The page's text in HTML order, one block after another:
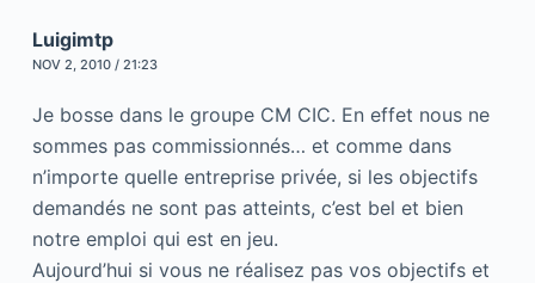
Luigimtp
NOV 2, 2010 / 21:23
Je bosse dans le groupe CM CIC. En effet nous ne
sommes pas commissionnés… et comme dans
n’importe quelle entreprise privée, si les objectifs
demandés ne sont pas atteints, c’est bel et bien
notre emploi qui est en jeu.
Aujourd’hui si vous ne réalisez pas vos objectifs et